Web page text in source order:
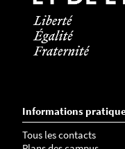
Informations
Tous les contacts